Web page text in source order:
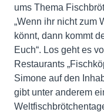
ums Thema
„Wenn ihr nicht zum
könnt, dann kommt
Euch“. Los geht es
Restaurants
Simone auf den
gibt unter anderem